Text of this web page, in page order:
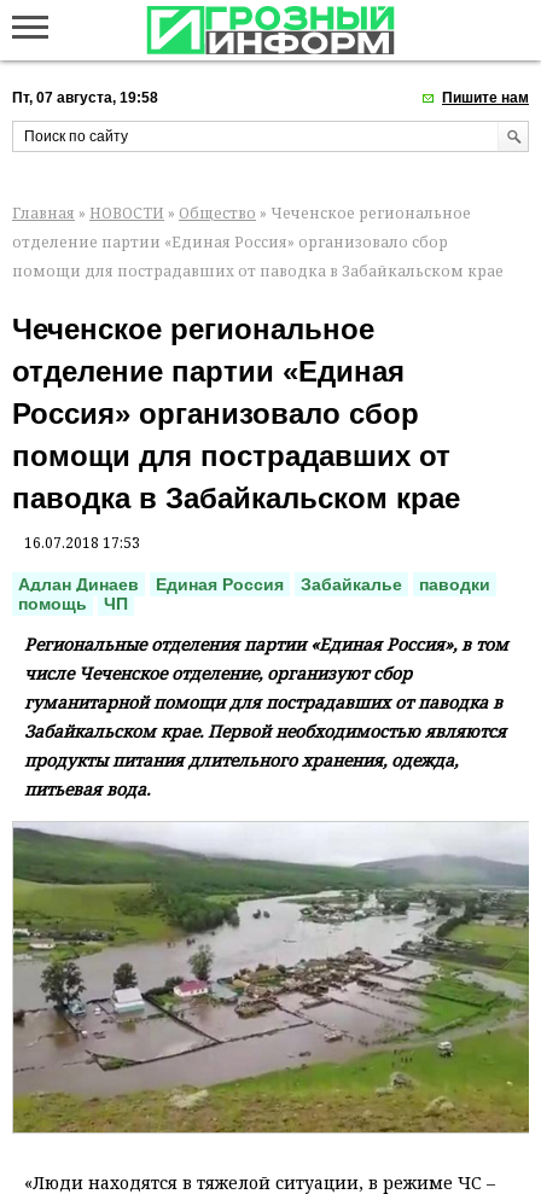
Пт, 07 августа, 19:58 Пишите нам
Главная » НОВОСТИ » Общество » Чеченское региональное
отделение партии «Единая Россия» организовало сбор
помощи для пострадавших от паводка в Забайкальском крае
Чеченское региональное
отделение партии «Единая
Россия» организовало сбор
помощи для пострадавших от
паводка в Забайкальском крае
16.07.2018 17:53
Адлан Динаев Единая Россия Забайкалье
паводки
помощь
ЧП
Региональные отделения партии «Единая Россия», в том
числе Чеченское отделение, организуют сбор
гуманитарной помощи для пострадавших от паводка в
Забайкальском крае. Первой необходимостью являются
продукты питания длительного хранения, одежда,
питьевая вода.
«Люди находятся в тяжелой ситуации, в режиме ЧС –